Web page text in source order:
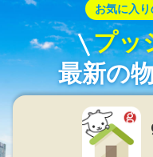
お気に入り
プッ
最新の